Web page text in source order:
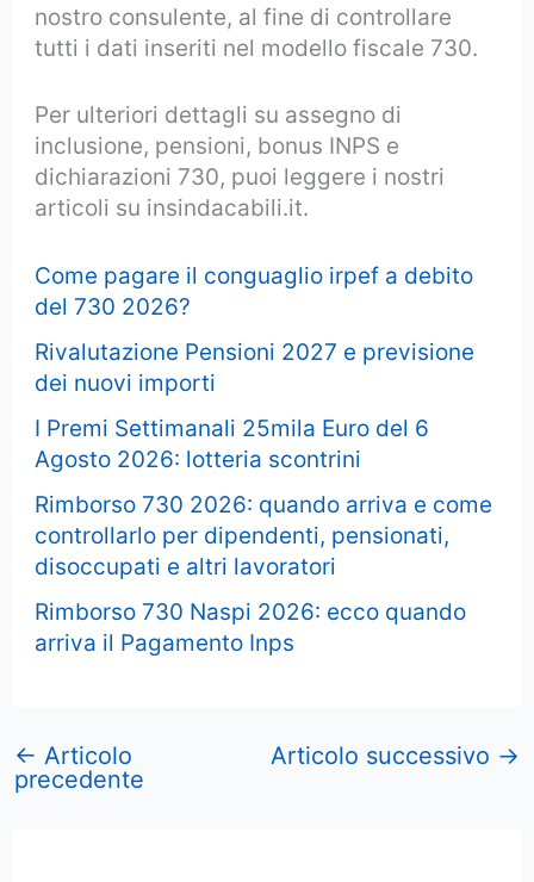
nostro consulente, al fine di controllare
tutti i dati inseriti nel modello fiscale 730.
Per ulteriori dettagli su assegno di
inclusione, pensioni, bonus INPS e
dichiarazioni 730, puoi leggere i nostri
articoli su insindacabili.it.
Come pagare il conguaglio irpef a debito
del 730 2026?
Rivalutazione Pensioni 2027 e previsione
dei nuovi importi
I Premi Settimanali 25mila Euro del 6
Agosto 2026: lotteria scontrini
Rimborso 730 2026: quando arriva e come
controllarlo per dipendenti, pensionati,
disoccupati e altri lavoratori
Rimborso 730 Naspi 2026: ecco quando
arriva il Pagamento Inps
← Articolo
precedente
Articolo successivo →